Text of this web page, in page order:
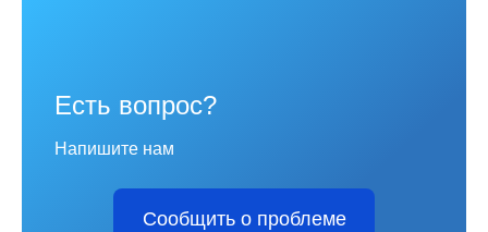
Есть вопрос?
Напишите нам
Сообщить о проблеме